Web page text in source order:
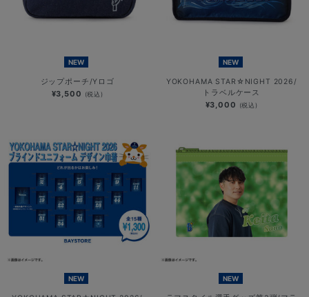
NEW
ジップポーチ/Yロゴ
¥3,500 (税込)
NEW
YOKOHAMA STAR☆NIGHT 2026/
トラベルケース
¥3,000 (税込)
NEW NEW